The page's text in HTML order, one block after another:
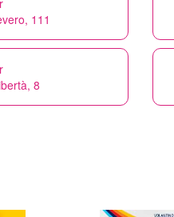
111
8